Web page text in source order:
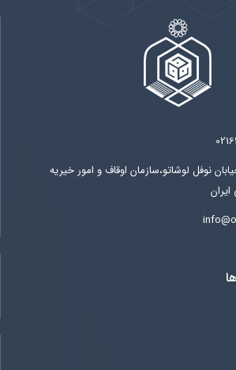
نوفل لوشاتو،سازمان اوقاف و امور خیریه